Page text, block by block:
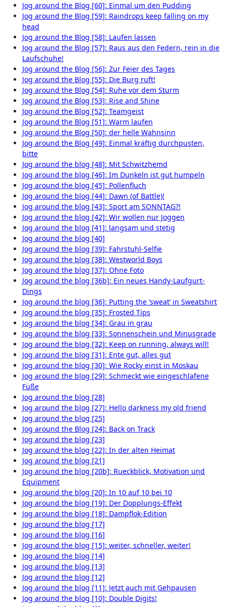
Jog around the Blog [60]: Einmal um den Pudding
Jog around the Blog [59]: Raindrops keep falling on my
head
Jog around the Blog [58]: Laufen lassen
Jog around the Blog [57]: Raus aus den Federn, rein in die
Laufschuhe!
Jog around the Blog [56]: Zur Feier des Tages
Jog around the Blog [55]: Die Burg ruft!
Jog around the Blog [54]: Ruhe vor dem Sturm
Jog around the Blog [53]: Rise and Shine
Jog around the Blog [52]: Teamgeist
Jog around the Blog [51]: Warm laufen
Jog around the Blog [50]: der helle Wahnsinn
Jog around the Blog [49]: Einmal kräftig durchpusten,
bitte
Jog around the blog [48]: Mit Schwitzhemd
Jog around the blog [46]: Im Dunkeln ist gut humpeln
Jog around the blog [45]: Pollenfluch
Jog around the blog [44]: Dawn (of Battle)!
Jog around the blog [43]: Sport am SONNTAG?!
Jog around the blog [42]: Wir wollen nur Joggen
Jog around the blog [41]: langsam und stetig
Jog around the blog [40]
Jog around the blog [39]: Fahrstuhl-Selfie
Jog around the blog [38]: Westworld Boys
Jog around the blog [37]: Ohne Foto
Jog around the blog [36b]: Ein neues Handy-Laufgurt-
Dings
Jog around the blog [36]: Putting the ’sweat‘ in Sweatshirt
Jog around the blog [35]: Frosted Tips
Jog around the blog [34]: Grau in grau
Jog around the blog [33]: Sonnenschein und Minusgrade
Jog around the blog [32]: Keep on running, always will!
Jog around the blog [31]: Ente gut, alles gut
Jog around the blog [30]: Wie Rocky einst in Moskau
Jog around the blog [29]: Schmeckt wie eingeschlafene
Füße
Jog around the blog [28]
Jog around the blog [27]: Hello darkness my old friend
Jog around the blog [25]
Jog around the Blog [24]: Back on Track
Jog around the blog [23]
Jog around the blog [22]: In der alten Heimat
Jog around the blog [21]
Jog around the blog [20b]: Rueckblick, Motivation und
Equipment
Jog around the blog [20]: In 10 auf 10 bei 10
Jog around the blog [19]: Der Dopplungs-Effekt
Jog around the blog [18]: Dampflok-Edition
Jog around the blog [17]
Jog around the blog [16]
Jog around the blog [15]: weiter, schneller, weiter!
Jog around the blog [14]
Jog around the blog [13]
Jog around the blog [12]
Jog around the blog [11]: Jetzt auch mit Gehpausen
Jog around the blog [10]: Double Digits!